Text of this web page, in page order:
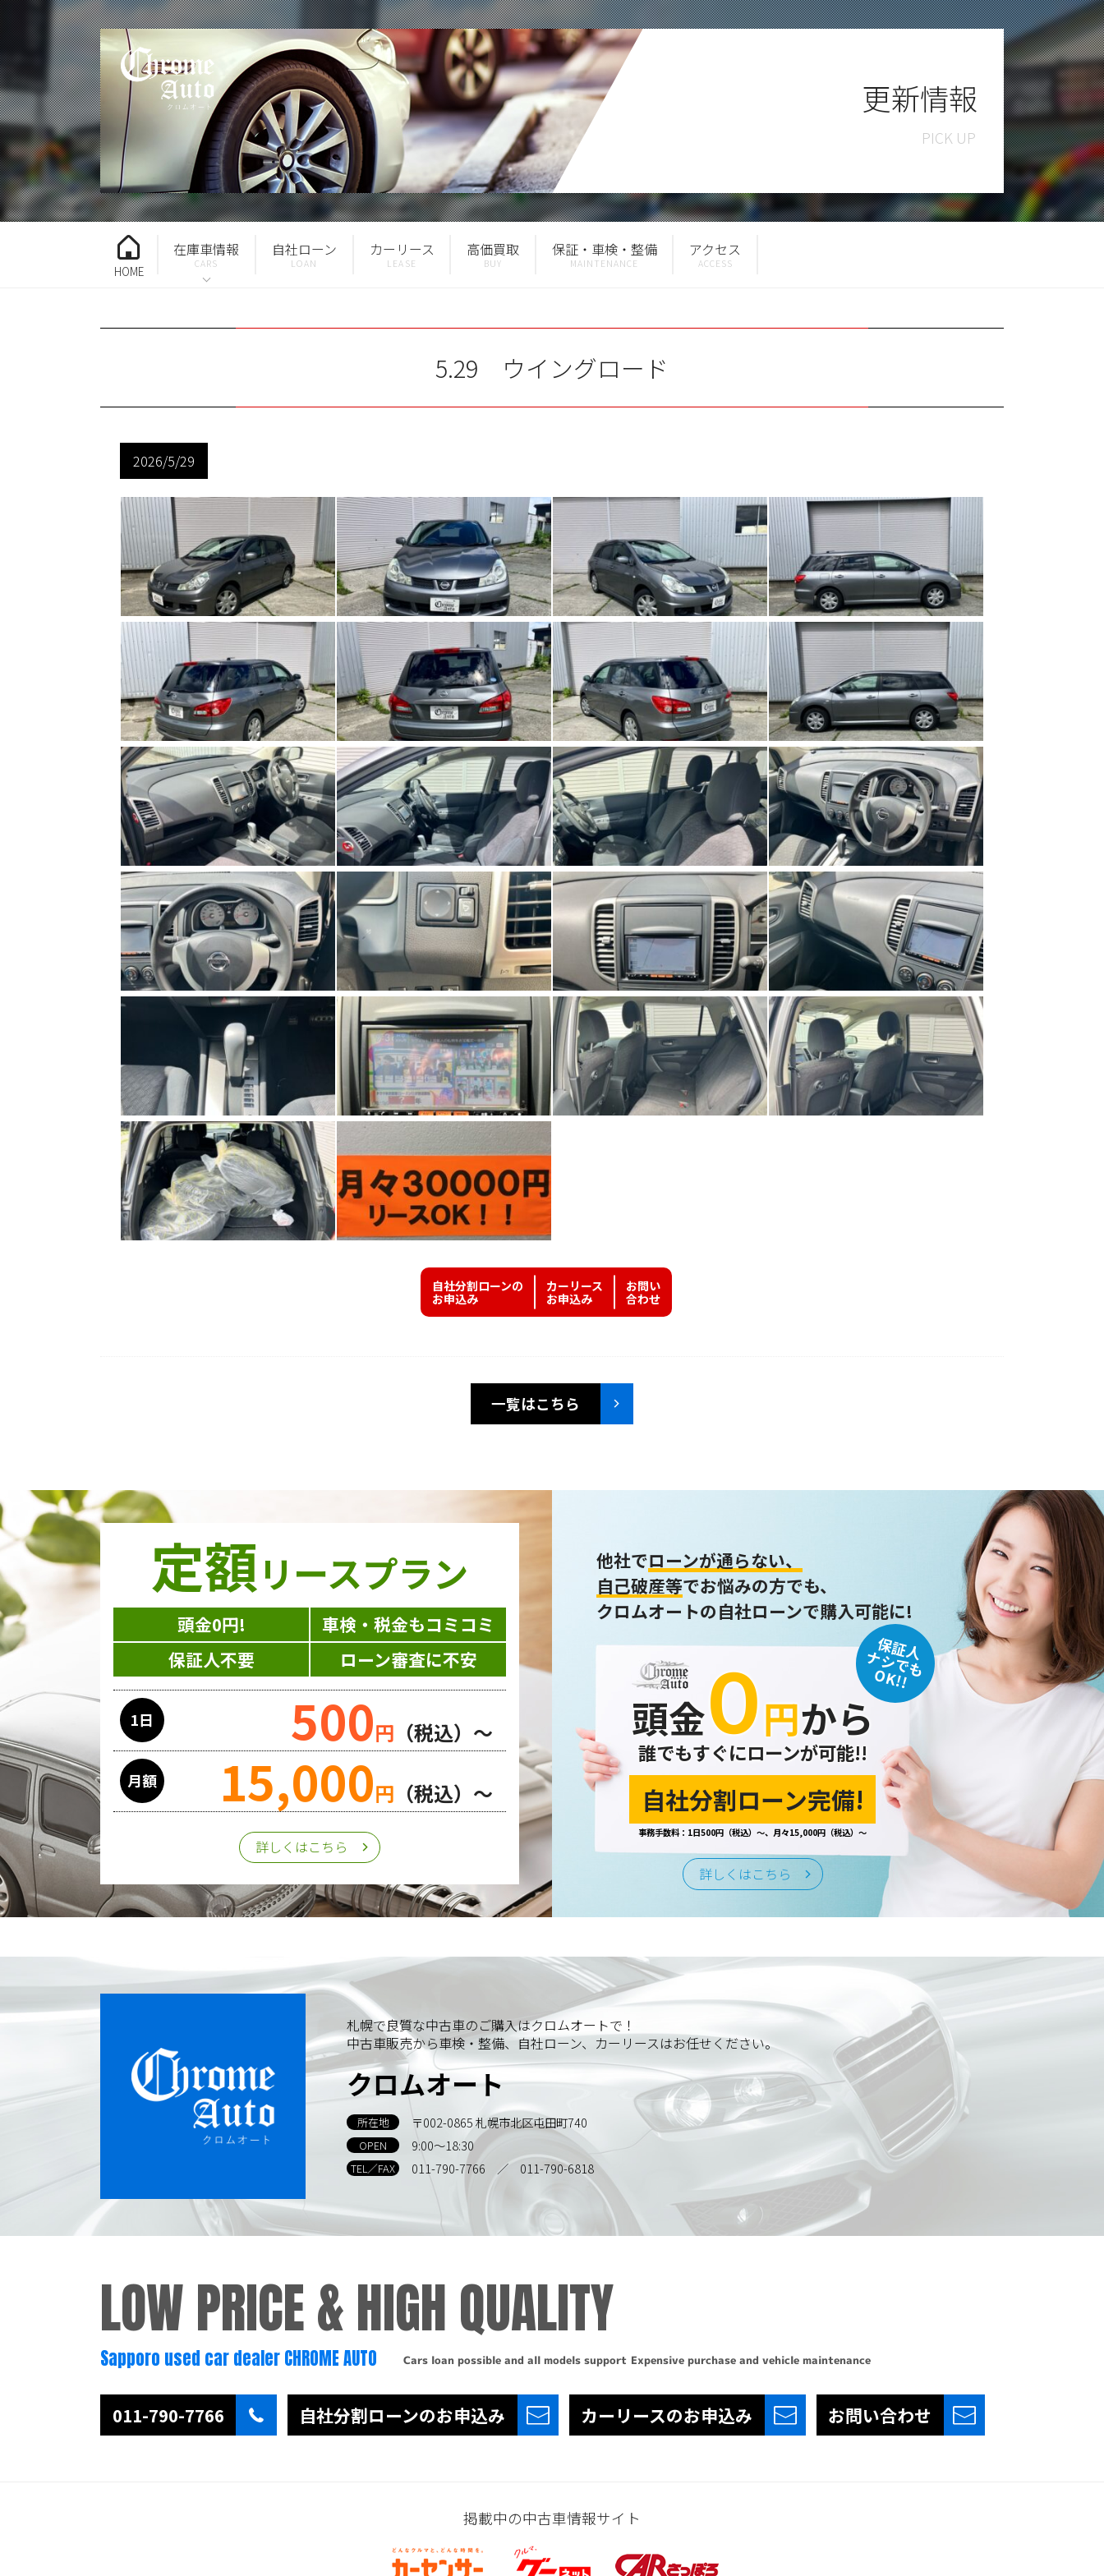
更新情報
HOME
在庫車情報 自社ローン カーリース 高価買取 保証・車検・整備 アクセス
5.29 ウイングロード
2026/5/29
自社分割ローンの
お申込み
カーリース
お申込み
お問い
合わせ
一覧はこちら
定額リースプラン
頭金0円!
車検・税金もコミコミ
保証人不要
ローン審査に不安
1日 500円 （税込）～
月額 15,000円 （税込）～
詳しくはこちら
他社でローンが通らない、
自己破産等でお悩みの方でも、
クロムオートの自社ローンで購入可能に!
保証人
ナシでも
OK!!
頭金０円から
誰でもすぐにローンが可能!!
自社分割ローン完備!
事務手数料：1日500円（税込）～、月々15,000円（税込）～
詳しくはこちら
札幌で良質な中古車のご購入はクロムオートで！
中古車販売から車検・整備、自社ローン、カーリースはお任せください。
クロムオート
所在地 〒002-0865 札幌市北区屯田町740
OPEN 9:00～18:30
TEL／FAX 011-790-7766 ／ 011-790-6818
LOW PRICE &HIGH QUALITY
Sapporo used car dealer CHROME AUTO Cars loan possible and all models support Expensive purchase and vehicle maintenance
011-790-7766 自社分割ローンのお申込み カーリースのお申込み お問い合わせ
掲載中の中古車情報サイト